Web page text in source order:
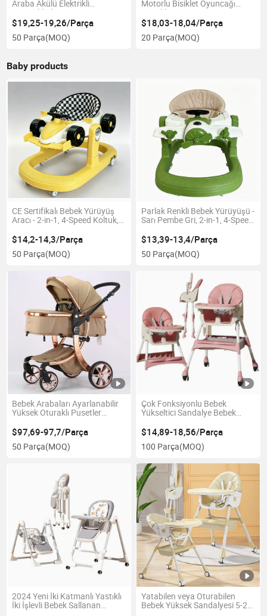
Araba Akülü Elektrikli
Motosikletler
$19,25-19,26/Parça
50 Parça(MOQ)
Motorlu Bisiklet Oyuncağı
Çocuklar için
$18,03-18,04/Parça
20 Parça(MOQ)
Baby products
CE Sertifikalı Bebek Yürüyüş
Aracı - 2-in-1, 4-Speed Koltuk,
Işıklar, Devrilme Önleyici,
Kırmızı/Yeşil Gri - 6-18 Aylar
için Güvenli ve Stabil
$14,2-14,3/Parça
50 Parça(MOQ)
Parlak Renkli Bebek Yürüyüşü -
Sarı Pembe Gri, 2-in-1, 4-Speed
ve Işıklar, CE Sertifikalı - Mutlu
Yürüyenler için Göz Alıcı
Tasarım
$13,39-13,4/Parça
50 Parça(MOQ)
Bebek Arabaları Ayarlanabilir
Yüksek Oturaklı Pusetler
Katlanabilir Bebek Arabası
$97,69-97,7/Parça
50 Parça(MOQ)
Çok Fonksiyonlu Bebek
Yükseltici Sandalye Bebek
Beslenme Sandalyesi Satılık
$14,89-18,56/Parça
100 Parça(MOQ)
2024 Yeni İki Katmanlı Yastıklı
İki İşlevli Bebek Sallanan
Yatabilen veya Oturabilen
Bebek Yüksek Sandalyesi 5-24